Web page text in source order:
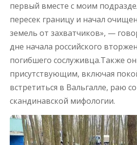
первый вместе с моим
пересек границу и начал
земель от захватчиков», —
дне начала российского
погибшего сослуживца.Также
присутствующим, включая
встретиться в Вальгалле, раю
скандинавской мифологии.